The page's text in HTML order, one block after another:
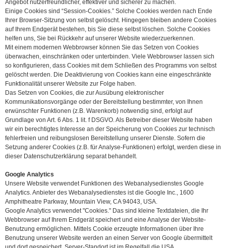
Angebot nutzerfreundlicher, effektiver und sicherer zu machen.
Einige Cookies sind “Session-Cookies.” Solche Cookies werden nach Ende
Ihrer Browser-Sitzung von selbst gelöscht. Hingegen bleiben andere Cookies
auf Ihrem Endgerät bestehen, bis Sie diese selbst löschen. Solche Cookies
helfen uns, Sie bei Rückkehr auf unserer Website wiederzuerkennen.
Mit einem modernen Webbrowser können Sie das Setzen von Cookies
überwachen, einschränken oder unterbinden. Viele Webbrowser lassen sich
so konfigurieren, dass Cookies mit dem Schließen des Programms von selbst
gelöscht werden. Die Deaktivierung von Cookies kann eine eingeschränkte
Funktionalität unserer Website zur Folge haben.
Das Setzen von Cookies, die zur Ausübung elektronischer
Kommunikationsvorgänge oder der Bereitstellung bestimmter, von Ihnen
erwünschter Funktionen (z.B. Warenkorb) notwendig sind, erfolgt auf
Grundlage von Art. 6 Abs. 1 lit. f DSGVO. Als Betreiber dieser Website haben
wir ein berechtigtes Interesse an der Speicherung von Cookies zur technisch
fehlerfreien und reibungslosen Bereitstellung unserer Dienste. Sofern die
Setzung anderer Cookies (z.B. für Analyse-Funktionen) erfolgt, werden diese in
dieser Datenschutzerklärung separat behandelt.
Google Analytics
Unsere Website verwendet Funktionen des Webanalysedienstes Google
Analytics. Anbieter des Webanalysedienstes ist die Google Inc., 1600
Amphitheatre Parkway, Mountain View, CA 94043, USA.
Google Analytics verwendet "Cookies." Das sind kleine Textdateien, die Ihr
Webbrowser auf Ihrem Endgerät speichert und eine Analyse der Website-
Benutzung ermöglichen. Mittels Cookie erzeugte Informationen über Ihre
Benutzung unserer Website werden an einen Server von Google übermittelt